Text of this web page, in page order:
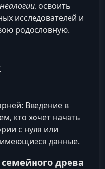
, освоить
исследователей и
родословную.
Введение в
кто хочет начать
с нуля или
имеющиеся данные.
древа